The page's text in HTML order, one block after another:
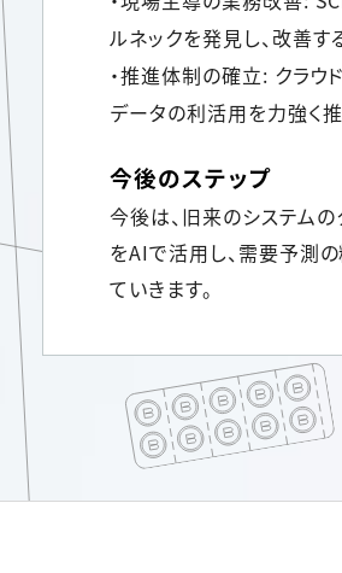
ルネックを発見し、改善す
・推進体制の確立: クラ
データの利活用を力強く
今後のステップ
今後は、旧来のシステム
をAIで活用し、需要予測
ていきます。